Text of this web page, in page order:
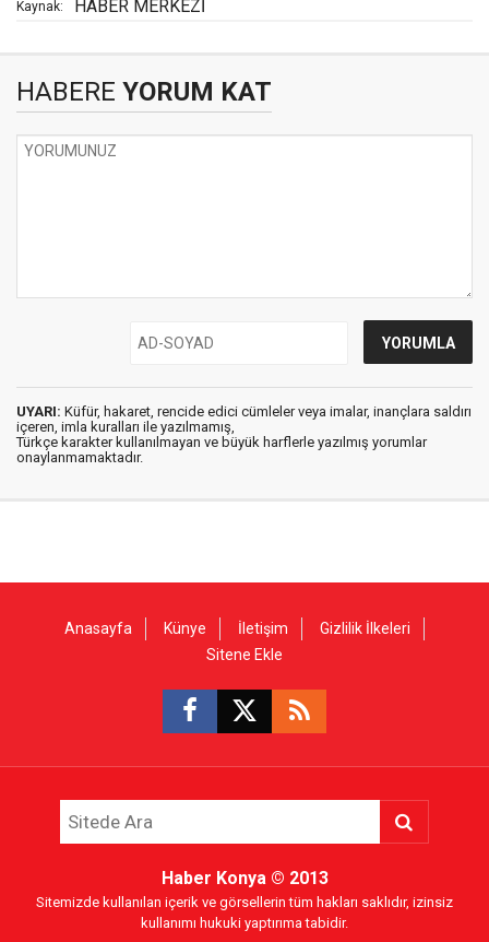
Kaynak: HABER MERKEZİ
HABERE YORUM KAT
UYARI: Küfür, hakaret, rencide edici cümleler veya imalar, inançlara saldırı
içeren, imla kuralları ile yazılmamış,
Türkçe karakter kullanılmayan ve büyük harflerle yazılmış yorumlar
onaylanmamaktadır.
Anasayfa Künye İletişim
Gizlilik İlkeleri
Sitene Ekle
Haber Konya© 2013
Sitemizde kullanılan içerik ve görsellerin tüm hakları saklıdır, izinsiz
kullanımı hukuki yaptırıma tabidir.